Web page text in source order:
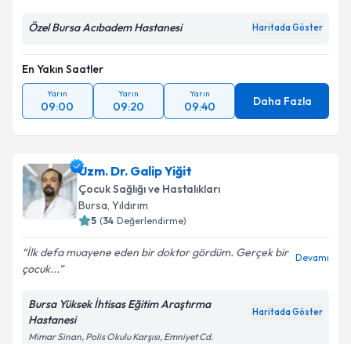
Özel Bursa Acıbadem Hastanesi Haritada Göster
En Yakın Saatler
Yarın
09:00
Yarın
09:20
Yarın
09:40 Daha Fazla
Uzm. Dr. Galip Yiğit
Çocuk Sağlığı ve Hastalıkları
Bursa, Yıldırım
5 (34 Değerlendirme)
İlk defa muayene eden bir doktor gördüm. Gerçek bir
çocuk...
Devamı
Bursa Yüksek İhtisas Eğitim Araştırma
Hastanesi
Haritada Göster
Mimar Sinan, Polis Okulu Karşısı, Emniyet Cd.